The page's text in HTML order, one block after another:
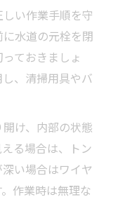
い作業手順を守
水道の元栓を閉
ておきましょ
、清掃用具やバ
け、内部の状態
る場合は、トン
い場合はワイヤ
作業時は無理な